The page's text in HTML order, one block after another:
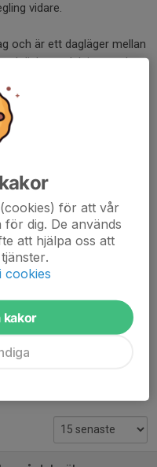
vidare.
och är ett dagläger mellan
diplomutdelning med
som äts gemensamt
till en ö där det bjuds på
Från 2026
som
en faktor.
gång, och det är
flytta en elev mellan
200 meter och flytväst
för att vår
dig. De används
att hjälpa oss att
cookies
kakor